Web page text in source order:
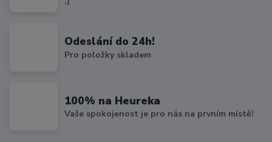
Odeslání do 24h!
Pro položky skladem
100% na Heureka
Vaše spokojenost je pro nás na prvním místě!